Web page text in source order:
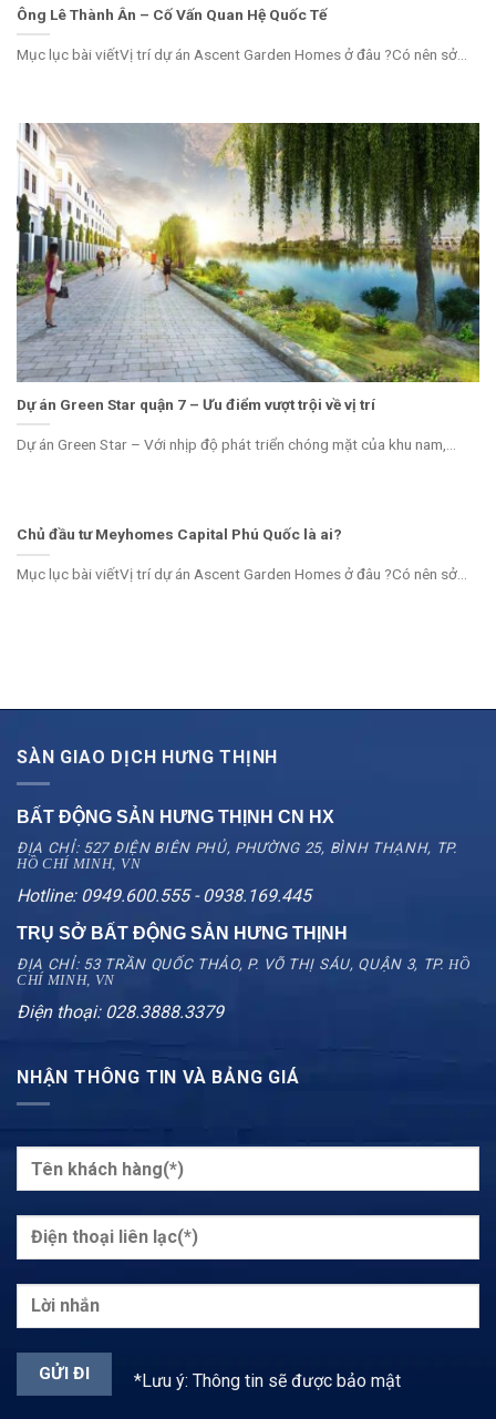
Ông Lê Thành Ân – Cố Vấn Quan Hệ Quốc Tế
Mục lục bài viếtVị trí dự án Ascent Garden Homes ở đâu ?Có nên sở...
Dự án Green Star quận 7 – Ưu điểm vượt trội về vị trí
Dự án Green Star – Với nhịp độ phát triển chóng mặt của khu nam,...
Chủ đầu tư Meyhomes Capital Phú Quốc là ai?
Mục lục bài viếtVị trí dự án Ascent Garden Homes ở đâu ?Có nên sở...
SÀN GIAO DỊCH HƯNG THỊNH
BẤT ĐỘNG SẢN HƯNG THỊNH CN HX
ĐỊA CHỈ: 527 ĐIỆN BIÊN PHỦ, PHƯỜNG 25, BÌNH THẠNH, TP.
HỒ CHÍ MINH, VN
Hotline: 0949.600.555 - 0938.169.445
TRỤ SỞ BẤT ĐỘNG SẢN HƯNG THỊNH
ĐỊA CHỈ: 53 TRẦN QUỐC THẢO, P. VÕ THỊ SÁU, QUẬN 3, TP.HỒ
CHÍ MINH, VN
Điện thoại: 028.3888.3379
NHẬN THÔNG TIN VÀ BẢNG GIÁ
*Lưu ý: Thông tin sẽ được bảo mật